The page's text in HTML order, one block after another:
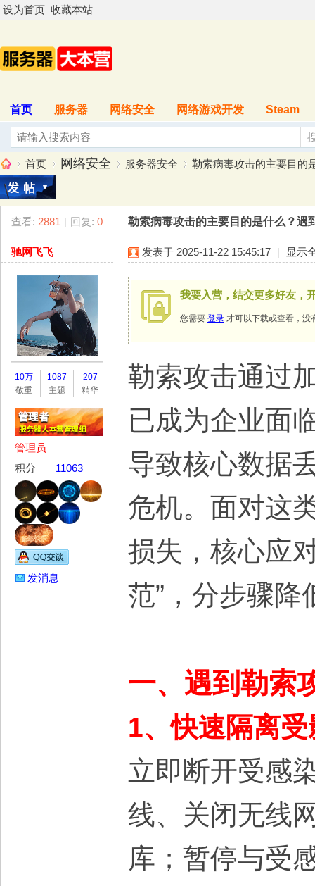
设为首页 收藏本站
首页 服务器 网络安全 网络游戏开发 Steam
»
首页
›
网络安全 服务器安全
›
勒索病毒攻击的主要目的
查看: 2881 | 回复: 0 勒索病毒攻击的主要目的是什么？遇
驰网飞飞
10万
敬重
1087
主题
207
精华
管理员
积分
11063
发消息
发表于 2025-11-22 15:45:17 | 显示
我要入营，结交更多好友，
您需要 登录 才可以下载或查看，没
勒索攻击通过
已成为企业面
导致核心数据
危机。面对这
损失，核心应
范”，分步骤
一、遇到勒索
1、快速隔离
立即断开受感
线、关闭无线
库；暂停与受